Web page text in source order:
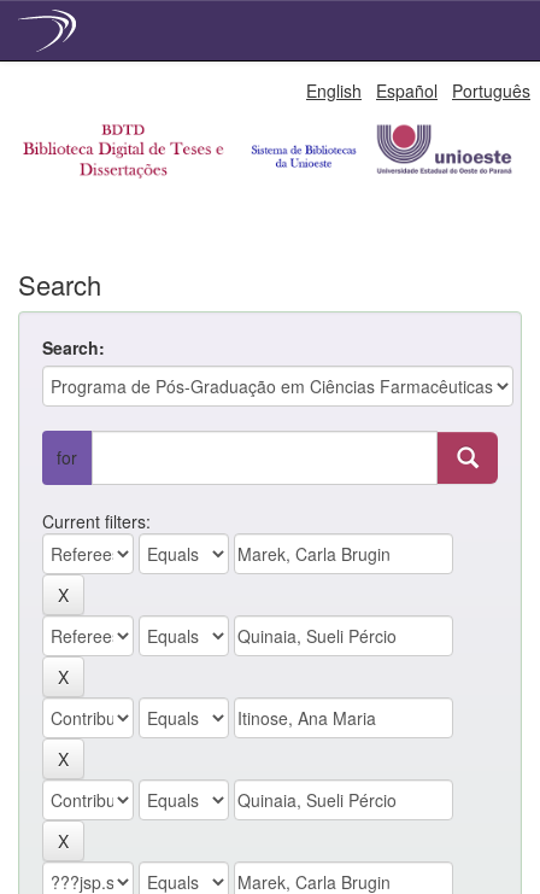
English Español Português
Search
Search:
for
Current filters: